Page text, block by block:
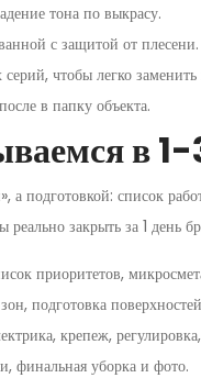
тона по выкрасу.
с защитой от плесени.
чтобы легко
в папку объекта.
в
а подготовкой: список
реально закрыть за 1 день
приоритетов,
подготовка
крепеж,
финальная уборка и фото.